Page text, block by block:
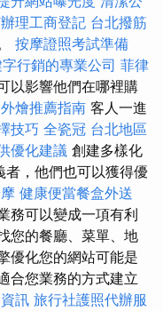
理工商登記 台北撥筋
按摩證照考試準備
行銷的專業公司 菲律
以影響他們在哪裡購
燴推薦指南 客人一進
技巧 全瓷冠 台北地區
優化建議 創建多樣化
者，他們也可以獲得優
健康便當餐盒外送
務可以變成一項有利
您的餐廳、菜單、地
優化您的網站可能是
合您業務的方式建立
訊 旅行社護照代辦服